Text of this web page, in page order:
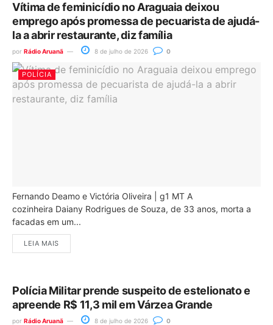
Vítima de feminicídio no Araguaia deixou
emprego após promessa de pecuarista de ajudá-
la a abrir restaurante, diz família
por Rádio Aruanã 8 de julho de 2026 0
POLÍCIA
Fernando Deamo e Victória Oliveira | g1 MT A
cozinheira Daiany Rodrigues de Souza, de 33 anos, morta a
facadas em um...
LEIA MAIS
Polícia Militar prende suspeito de estelionato e
apreende R$ 11,3 mil em Várzea Grande
por Rádio Aruanã 8 de julho de 2026 0